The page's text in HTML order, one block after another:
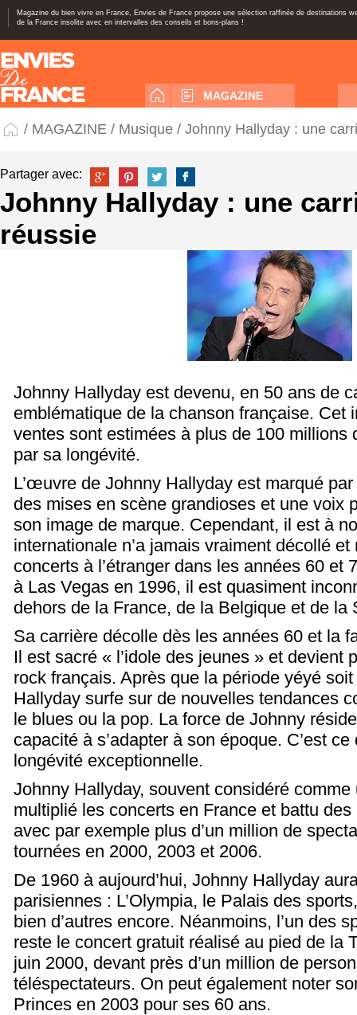
Magazine du bien vivre en France, Envies de France propose une sélection raffinée de destinations
de la France insolite avec en intervalles des conseils et bons-plans !
MAGAZINE
/ MAGAZINE / Musique / Johnny Hallyday : une
Partager avec:
Johnny Hallyday : une
réussie
Johnny Hallyday est devenu, en 50 ans de
emblématique de la chanson française. Cet
ventes sont estimées à plus de 100 millions
par sa longévité.
L’œuvre de Johnny Hallyday est marqué
des mises en scène grandioses et une voix
son image de marque. Cependant, il est à
internationale n’a jamais vraiment décollé
concerts à l’étranger dans les années 60 et
à Las Vegas en 1996, il est quasiment
dehors de la France, de la Belgique et de la
Sa carrière décolle dès les années 60 et la
Il est sacré « l’idole des jeunes » et devient
rock français. Après que la période yéyé
Hallyday surfe sur de nouvelles tendances
le blues ou la pop. La force de Johnny
capacité à s’adapter à son époque. C’est
longévité exceptionnelle.
Johnny Hallyday, souvent considéré
multiplié les concerts en France et battu des
avec par exemple plus d’un million de
tournées en 2000, 2003 et 2006.
De 1960 à aujourd’hui, Johnny Hallyday
parisiennes : L’Olympia, le Palais des
bien d’autres encore. Néanmoins, l’un des
reste le concert gratuit réalisé au pied de la
juin 2000, devant près d’un million de
téléspectateurs. On peut également noter
Princes en 2003 pour ses 60 ans.